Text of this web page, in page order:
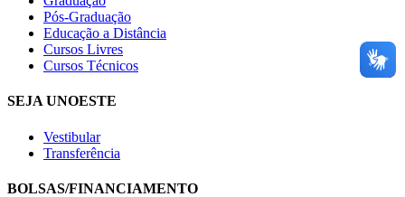
Pós-Graduação
Educação a Distância
Cursos Livres
Cursos Técnicos
SEJA UNOESTE
Vestibular
Transferência
BOLSAS/FINANCIAMENTO